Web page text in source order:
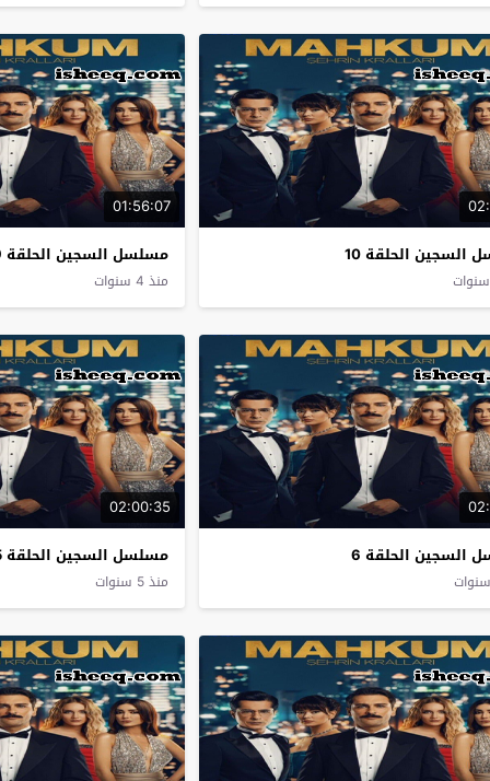
السجين الحلقة 10
01:56:07
مسلسل السجين الحلقة 9
منذ 4 سنوات
السجين الحلقة 6
02:00:35
مسلسل السجين الحلقة 5
منذ 5 سنوات